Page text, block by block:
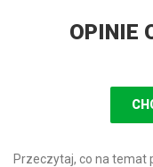
OPINIE
Przeczytaj, co na temat